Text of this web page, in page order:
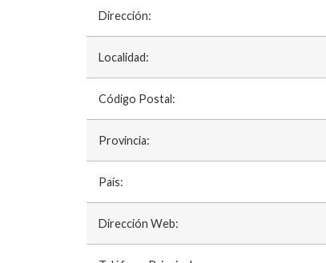
Dirección:
Localidad:
Código Postal:
Provincia:
País:
Dirección Web: